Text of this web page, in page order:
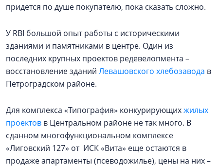
придется по душе покупателю, пока сказать сложно.
У RBI большой опыт работы с историческими
зданиями и памятниками в центре. Один из
последних крупных проектов редевелопмента –
восстановление зданий Левашовского хлебозавода в
Петроградском районе.
Для комплекса «Типография» конкурирующихжилых
проектов в Центральном районе не так много. В
сданном многофункциональном комплексе
«Лиговский 127» от ИСК «Вита» еще остаются в
продаже апартаменты (псеводожилье), цены на них –